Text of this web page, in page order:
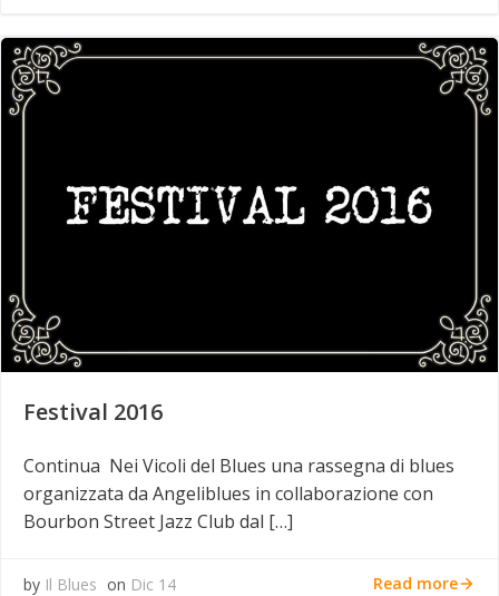
Festival 2016
Continua Nei Vicoli del Blues una rassegna di blues
organizzata da Angeliblues in collaborazione con
Bourbon Street Jazz Club dal […]
by Il Blues on Dic 14 Read more